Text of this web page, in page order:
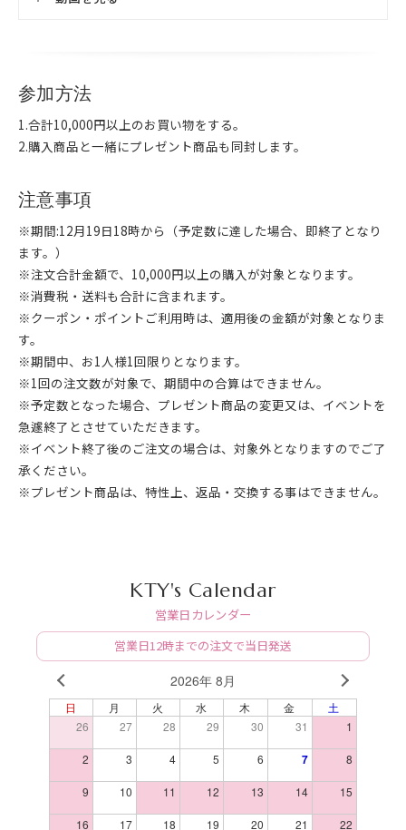
参加方法
1.合計10,000円以上のお買い物をする。
2.購入商品と一緒にプレゼント商品も同封します。
注意事項
※期間:12月19日18時から（予定数に達した場合、即終了となり
ます。）
※注文合計金額で、10,000円以上の購入が対象となります。
※消費税・送料も合計に含まれます。
※クーポン・ポイントご利用時は、適用後の金額が対象となりま
す。
※期間中、お1人様1回限りとなります。
※1回の注文数が対象で、期間中の合算はできません。
※予定数となった場合、プレゼント商品の変更又は、イベントを
急遽終了とさせていただきます。
※イベント終了後のご注文の場合は、対象外となりますのでご了
承ください。
※プレゼント商品は、特性上、返品・交換する事はできません。
KTY's Calendar
営業日カレンダー
営業日12時までの注文で当日発送
2026年 8月
日 月 火 水 木 金
土
26
27 28 29 30 31 1
2 3 4 5 6 7 8
9 10 11 12 13 14 15
16 17 18 19 20 21 22